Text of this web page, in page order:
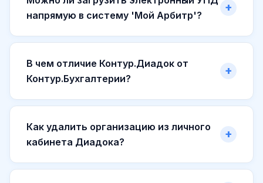
напрямую в систему 'Мой Арбитр'?
В чем отличие Контур.Диадок от
Контур.Бухгалтерии?
Как удалить организацию из личного
кабинета Диадока?